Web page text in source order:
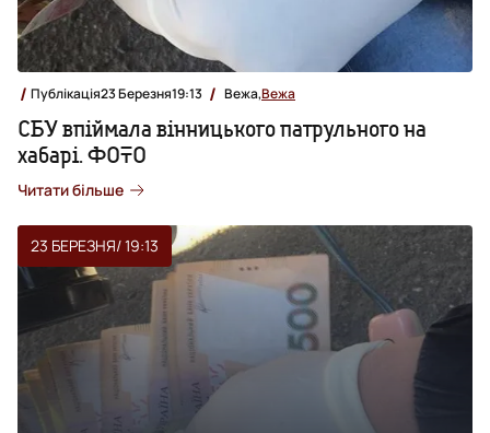
Публікація23 Березня19:13 Вежа,Вежа
СБУ впіймала вінницького патрульного на
хабарі. ФОТО
Читати більше
23 БЕРЕЗНЯ/ 19:13